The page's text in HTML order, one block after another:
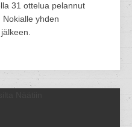
31 ottelua pelannut
yhden